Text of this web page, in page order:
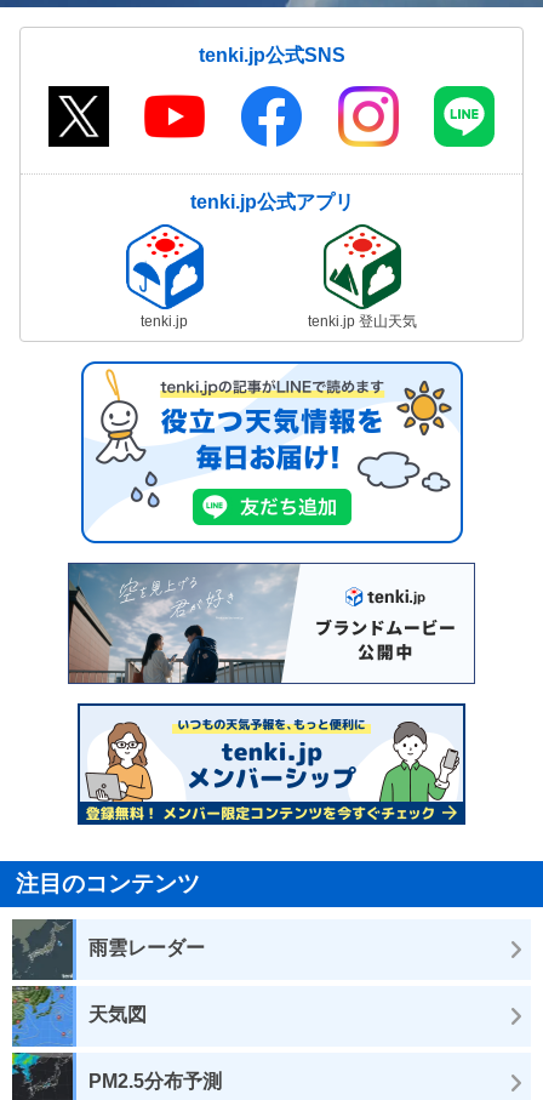
tenki.jp公式SNS
tenki.jp公式アプリ
tenki.jp tenki.jp 登山天気
注目のコンテンツ
雨雲レーダー
天気図
PM2.5分布予測